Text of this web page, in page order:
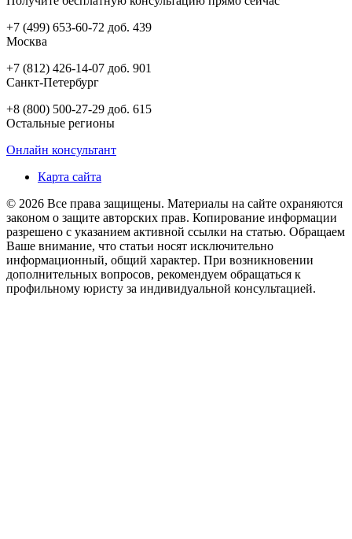
+7 (499) 653-60-72 доб. 439
Москва
+7 (812) 426-14-07 доб. 901
Санкт-Петербург
+8 (800) 500-27-29 доб. 615
Остальные регионы
Онлайн консультант
Карта сайта
© 2026 Все права защищены. Материалы на сайте охраняются
законом о защите авторских прав. Копирование информации
разрешено с указанием активной ссылки на статью. Обращаем
Ваше внимание, что статьи носят исключительно
информационный, общий характер. При возникновении
дополнительных вопросов, рекомендуем обращаться к
профильному юристу за индивидуальной консультацией.